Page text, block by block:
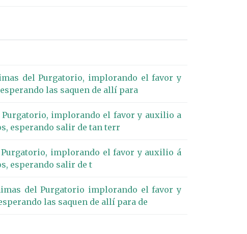
del Purgatorio, implorando el favor y
las saquen de allí para
implorando el favor y auxilio a
esperando salir de tan terr
implorando el favor y auxilio á
esperando salir de t
del Purgatorio implorando el favor y
las saquen de allí para de